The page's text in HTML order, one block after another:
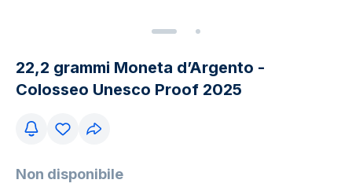
22,2 grammi Moneta d’Argento -
Colosseo Unesco Proof 2025
Non disponibile